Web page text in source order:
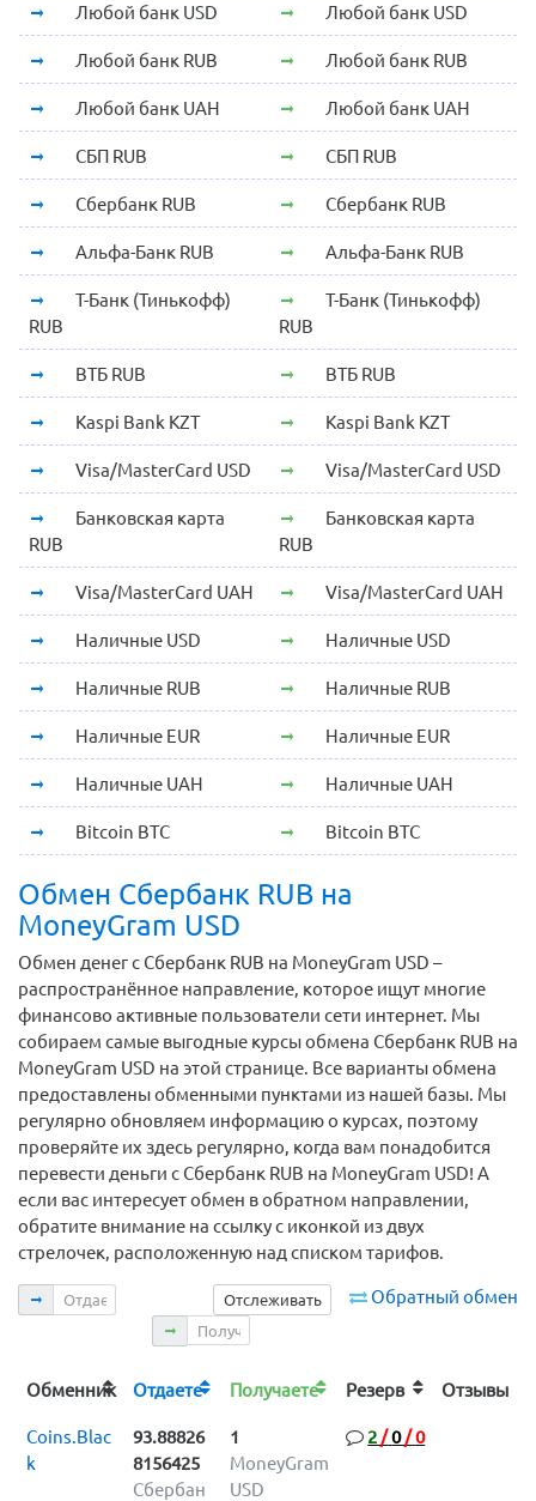
Любой банк USD Любой банк USD
Любой банк RUB Любой банк RUB
Любой банк UAH Любой банк UAH
СБП RUB СБП RUB
Сбербанк RUB Сбербанк RUB
Альфа-Банк RUB Альфа-Банк RUB
Т-Банк (Тинькофф)
RUB
Т-Банк (Тинькофф)
RUB
ВТБ RUB ВТБ RUB
Kaspi Bank KZT Kaspi Bank KZT
Visa/MasterCard USD Visa/MasterCard USD
Банковская карта
RUB
Банковская карта
RUB
Visa/MasterCard UAH Visa/MasterCard UAH
Наличные USD Наличные USD
Наличные RUB Наличные RUB
Наличные EUR Наличные EUR
Наличные UAH Наличные UAH
Bitcoin BTC Bitcoin BTC
Обмен Сбербанк RUB на
MoneyGram USD
Обмен денег с Сбербанк RUB на MoneyGram USD –
распространённое направление, которое ищут многие
финансово активные пользователи сети интернет. Мы
собираем самые выгодные курсы обмена Сбербанк RUB на
MoneyGram USD на этой странице. Все варианты обмена
предоставлены обменными пунктами из нашей базы. Мы
регулярно обновляем информацию о курсах, поэтому
проверяйте их здесь регулярно, когда вам понадобится
перевести деньги с Сбербанк RUB на MoneyGram USD! А
если вас интересует обмен в обратном направлении,
обратите внимание на ссылку с иконкой из двух
стрелочек, расположенную над списком тарифов.
Обратный обмен
Отслеживать
Отдаете
Получаете
Обменник Отдаете Получаете Резерв Отзывы
Coins.Blac
k
93.88826
8156425
Сбербан
1
MoneyGram
USD
2 /0/0